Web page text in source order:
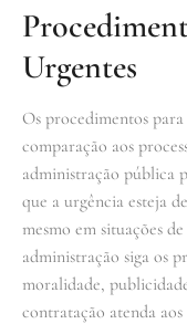
Urgentes
Os procedimentos
comparação aos
administração pública
que a urgência esteja
mesmo em situações
administração siga os
moralidade,
contratação atenda aos